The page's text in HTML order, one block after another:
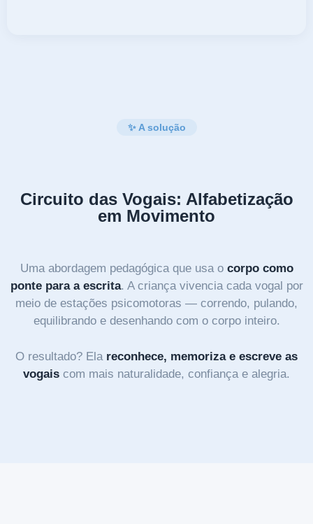
✨ A solução
Circuito das Vogais: Alfabetização
em Movimento
Uma abordagem pedagógica que usa o corpo como
ponte para a escrita. A criança vivencia cada vogal por
meio de estações psicomotoras — correndo, pulando,
equilibrando e desenhando com o corpo inteiro.
O resultado? Ela reconhece, memoriza e escreve as
vogais com mais naturalidade, confiança e alegria.